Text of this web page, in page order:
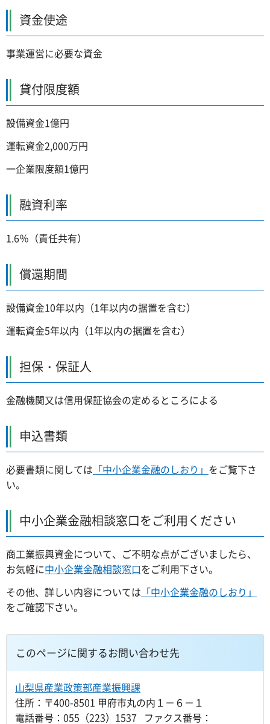
資金使途
事業運営に必要な資金
貸付限度額
設備資金1億円
運転資金2,000万円
一企業限度額1億円
融資利率
1.6％（責任共有）
償還期間
設備資金10年以内（1年以内の据置を含む）
運転資金5年以内（1年以内の据置を含む）
担保・保証人
金融機関又は信用保証協会の定めるところによる
申込書類
必要書類に関しては 「中小企業金融のしおり」 をご覧下さ
い。
中小企業金融相談窓口をご利用ください
商工業振興資金について、ご不明な点がございましたら、
お気軽に中小企業金融相談窓口をご利用下さい。
その他、詳しい内容については 「中小企業金融のしおり」
をご確認下さい。
このページに関するお問い合わせ先
山梨県産業政策部産業振興課
住所：〒400-8501 甲府市丸の内１－６－１
電話番号：055（223）1537 ファクス番号：